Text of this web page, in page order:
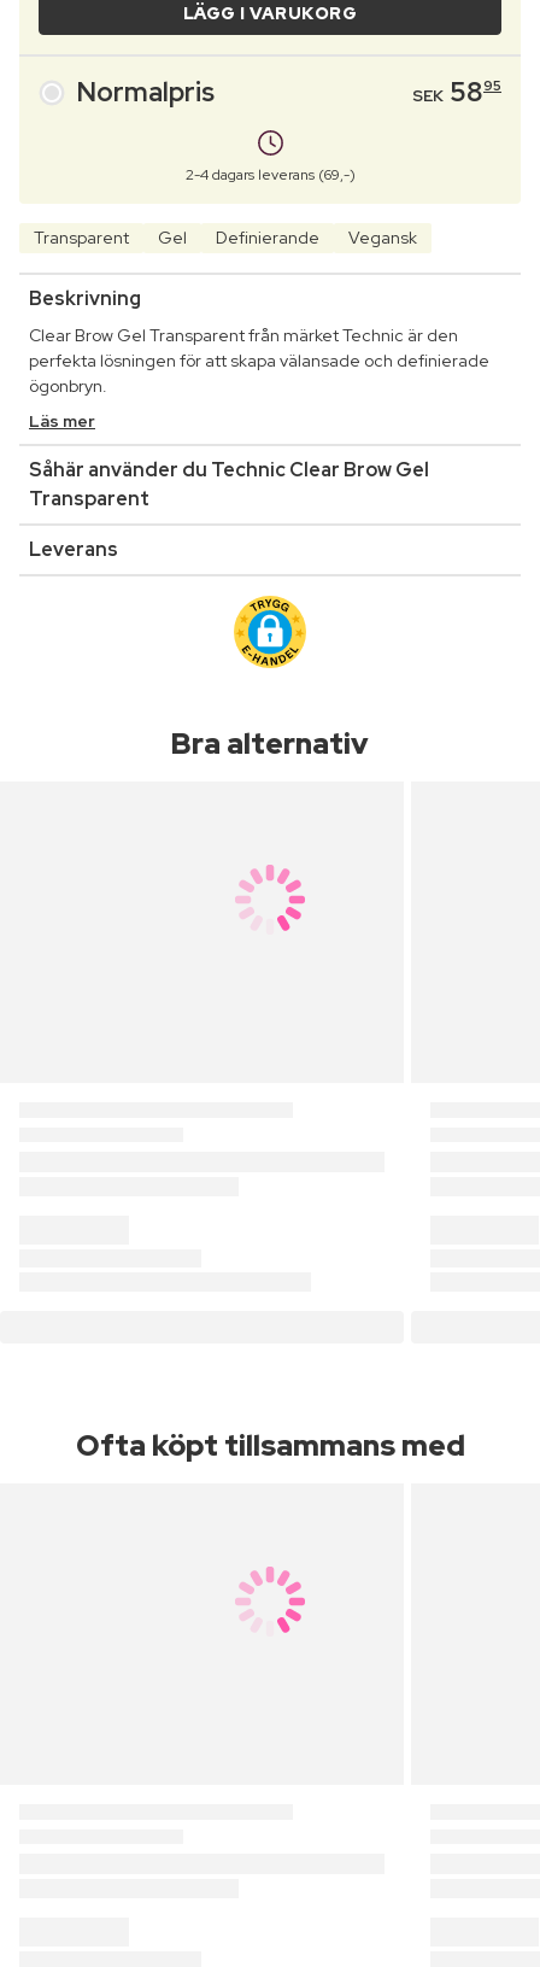
LÄGG I VARUKORG
Normalpris SEK 5895
2-4 dagars leverans (69,-)
Transparent Gel Definierande Vegansk
Beskrivning
Clear Brow Gel Transparent från märket Technic är den
perfekta lösningen för att skapa välansade och definierade
ögonbryn.
Läs mer
Såhär använder du Technic Clear Brow Gel
Transparent
Leverans
Bra alternativ
Ofta köpt tillsammans med